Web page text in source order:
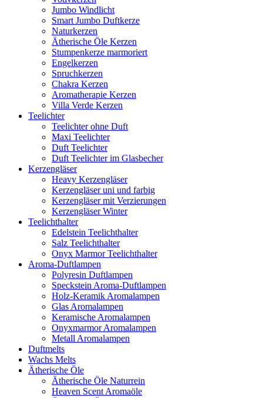
Jumbo Windlicht
Smart Jumbo Duftkerze
Naturkerzen
Ätherische Öle Kerzen
Stumpenkerze marmoriert
Engelkerzen
Spruchkerzen
Chakra Kerzen
Aromatherapie Kerzen
Villa Verde Kerzen
Teelichter
Teelichter ohne Duft
Maxi Teelichter
Duft Teelichter
Duft Teelichter im Glasbecher
Kerzengläser
Heavy Kerzengläser
Kerzengläser uni und farbig
Kerzengläser mit Verzierungen
Kerzengläser Winter
Teelichthalter
Edelstein Teelichthalter
Salz Teelichthalter
Onyx Marmor Teelichthalter
Aroma-Duftlampen
Polyresin Duftlampen
Speckstein Aroma-Duftlampen
Holz-Keramik Aromalampen
Glas Aromalampen
Keramische Aromalampen
Onyxmarmor Aromalampen
Metall Aromalampen
Duftmelts
Wachs Melts
Ätherische Öle
Ätherische Öle Naturrein
Heaven Scent Aromaöle